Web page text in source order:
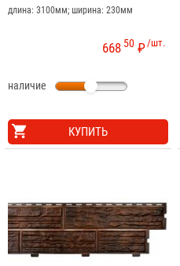
длина: 3100мм; ширина: 230мм
/шт.
668 50 ₽
наличие
КУПИТЬ